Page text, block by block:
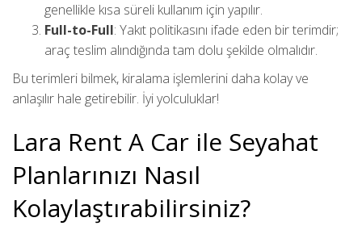
genellikle kısa süreli kullanım için yapılır.
Full-to-Full: Yakıt politikasını ifade eden bir terimdir;
araç teslim alındığında tam dolu şekilde olmalıdır.
Bu terimleri bilmek, kiralama işlemlerini daha kolay ve
anlaşılır hale getirebilir. İyi yolculuklar!
Lara Rent A Car ile Seyahat
Planlarınızı Nasıl
Kolaylaştırabilirsiniz?